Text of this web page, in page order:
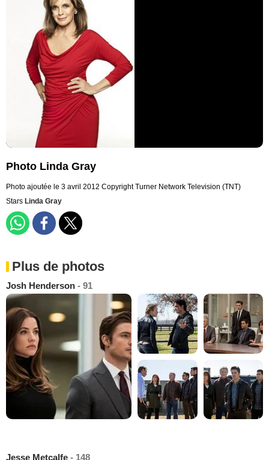
Photo Linda Gray
Photo ajoutée le 3 avril 2012 Copyright Turner Network Television (TNT)
Stars Linda Gray
Plus de photos
Josh Henderson - 91
Jesse Metcalfe - 148